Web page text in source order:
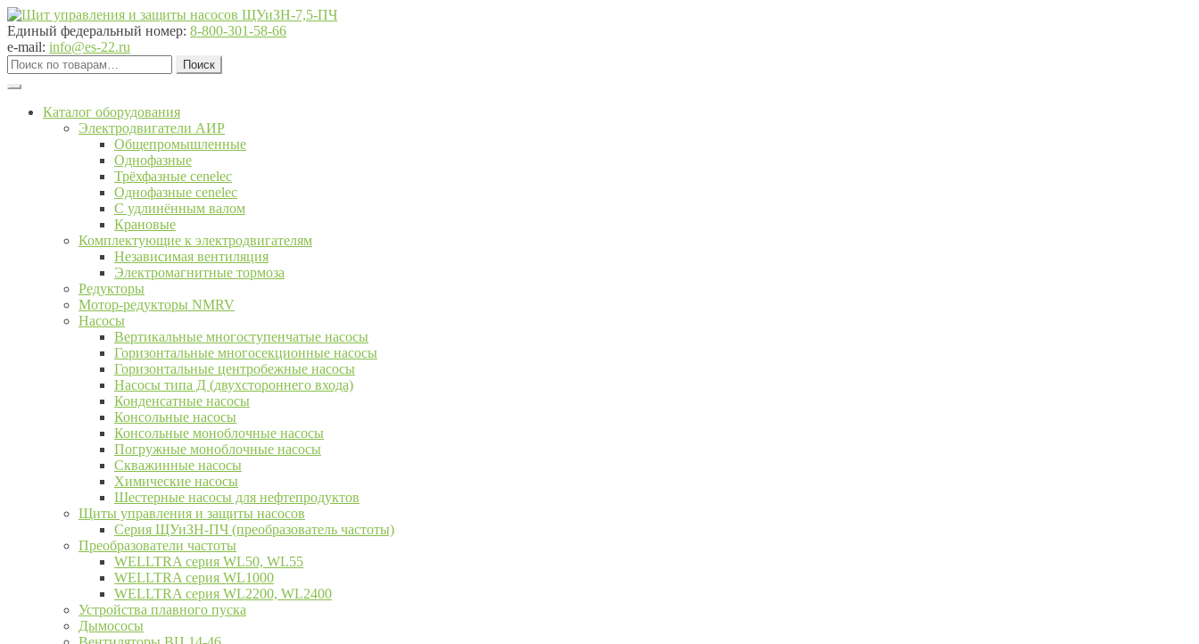
Перейти
к
навигации
Перейти
к
содержимому
Единый федеральный номер: 8-800-301-58-66
e-mail: info@es-22.ru
Искать:
Поиск
Каталог оборудования
Электродвигатели АИР
Общепромышленные
Однофазные
Трёхфазные cenelec
Однофазные cenelec
С удлинённым валом
Крановые
Комплектующие к электродвигателям
Независимая вентиляция
Электромагнитные тормоза
Редукторы
Мотор-редукторы NMRV
Насосы
Вертикальные многоступенчатые насосы
Горизонтальные многосекционные насосы
Горизонтальные центробежные насосы
Насосы типа Д (двухстороннего входа)
Конденсатные насосы
Консольные насосы
Консольные моноблочные насосы
Погружные моноблочные насосы
Скважинные насосы
Химические насосы
Шестерные насосы для нефтепродуктов
Щиты управления и защиты насосов
Серия ЩУиЗН-ПЧ (преобразователь частоты)
Преобразователи частоты
WELLTRA cерия WL50, WL55
WELLTRA cерия WL1000
WELLTRA серия WL2200, WL2400
Устройства плавного пуска
Дымососы